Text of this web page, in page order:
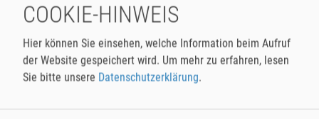
COOKIE-HINWEIS
Hier können Sie einsehen, welche Information beim Aufruf
der Website gespeichert wird. Um mehr zu erfahren, lesen
Sie bitte unsere Datenschutzerklärung.